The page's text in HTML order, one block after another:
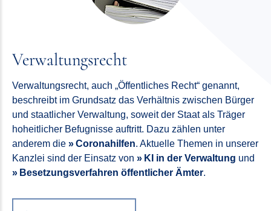
Verwaltungsrecht
Verwaltungsrecht, auch „Öffentliches Recht“ genannt,
beschreibt im Grundsatz das Verhältnis zwischen Bürger
und staatlicher Verwaltung, soweit der Staat als Träger
hoheitlicher Befugnisse auftritt. Dazu zählen unter
anderem die
Coronahilfen. Aktuelle Themen in unserer
Kanzlei sind der Einsatz von
KI in der Verwaltung und
Besetzungsverfahren öffentlicher Ämter.